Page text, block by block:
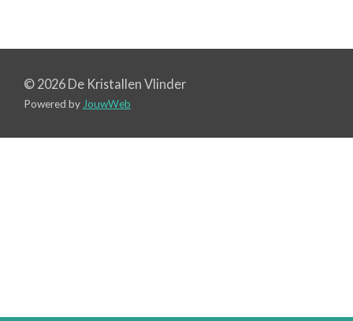
© 2026 De Kristallen Vlinder
Powered by JouwWeb